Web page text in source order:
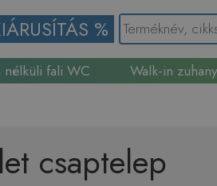
%
nélküli fali WC Walk-in
csaptelep